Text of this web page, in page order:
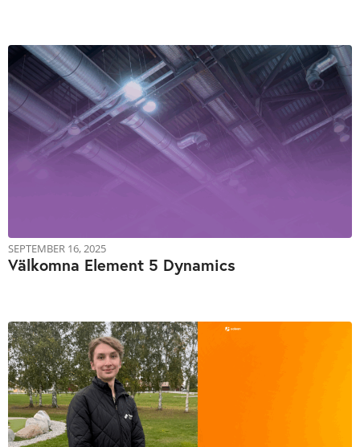
SEPTEMBER 16, 2025
Välkomna Element 5 Dynamics